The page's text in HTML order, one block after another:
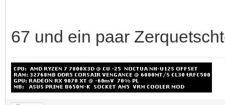
67 und ein paar